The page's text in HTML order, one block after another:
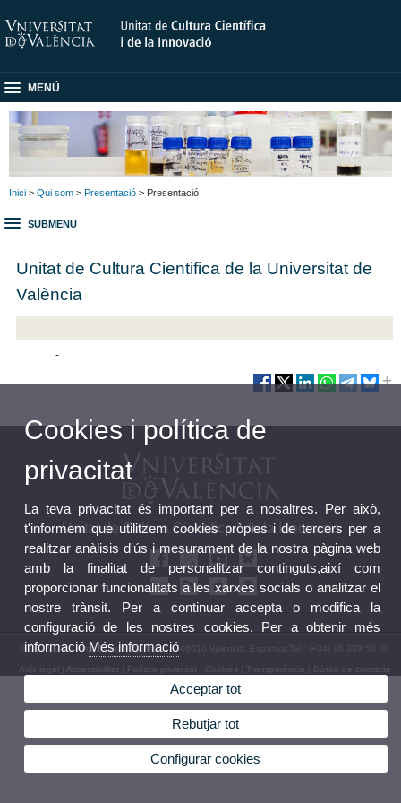
MENÚ
Inici > Qui som > Presentació > Presentació
SUBMENU
Unitat de Cultura Cientifica de la Universitat de
València
-
Unitat de Cultura Científica i de la Innovació
© 2026 UV. - Avda Blasco Ibañez, 13. 46010 València. Espanya.Tel.: (+34) 96 339 50 00
Avís legal Accessibilitat Política privacitat Cookies Transparència Bústia de contacte
Cookies i política de
privacitat
La teva privacitat és important per a nosaltres. Per això,
t'informem que utilitzem cookies pròpies i de tercers per a
realitzar anàlisis d'ús i mesurament de la nostra pàgina web
amb la finalitat de personalitzar continguts,així com
proporcionar funcionalitats a les xarxes socials o analitzar el
nostre trànsit. Per a continuar accepta o modifica la
configuració de les nostres cookies. Per a obtenir més
informació Més informació
Acceptar tot
Rebutjar tot
Configurar cookies